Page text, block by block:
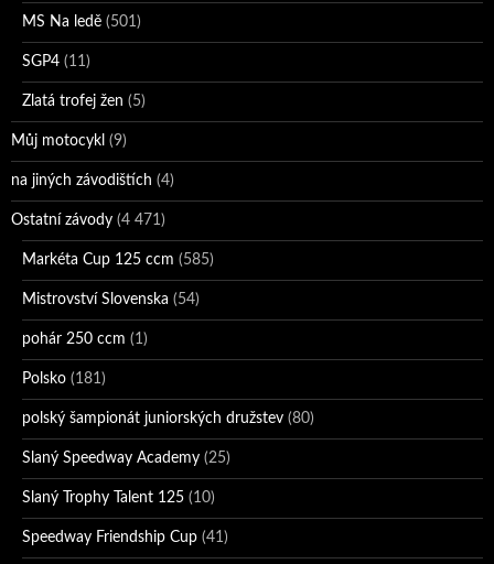
MS Na ledě (501)
SGP4 (11)
Zlatá trofej žen (5)
Můj motocykl (9)
na jiných závodištích (4)
Ostatní závody (4 471)
Markéta Cup 125 ccm (585)
Mistrovství Slovenska (54)
pohár 250 ccm (1)
Polsko (181)
polský šampionát juniorských družstev (80)
Slaný Speedway Academy (25)
Slaný Trophy Talent 125 (10)
Speedway Friendship Cup (41)